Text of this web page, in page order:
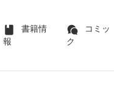
書籍情
報
コミッ
ク